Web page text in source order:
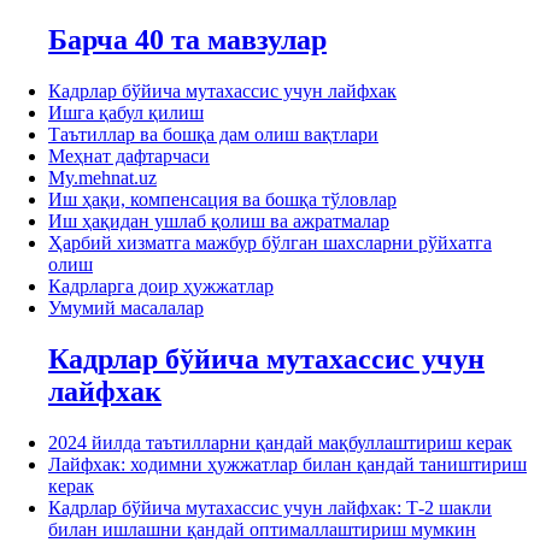
Барча 40 та мавзулар
Кадрлар бўйича мутахассис учун лайфхак
Ишга қабул қилиш
Таътиллар ва бошқа дам олиш вақтлари
Меҳнат дафтарчаси
My.mehnat.uz
Иш ҳақи, компенсация ва бошқа тўловлар
Иш ҳақидан ушлаб қолиш ва ажратмалар
Ҳарбий хизматга мажбур бўлган шахсларни рўйхатга
олиш
Кадрларга доир ҳужжатлар
Умумий масалалар
Кадрлар бўйича мутахассис учун
лайфхак
2024 йилда таътилларни қандай мақбуллаштириш керак
Лайфхак: ходимни ҳужжатлар билан қандай таништириш
керак
Кадрлар бўйича мутахассис учун лайфхак: Т-2 шакли
билан ишлашни қандай оптималлаштириш мумкин